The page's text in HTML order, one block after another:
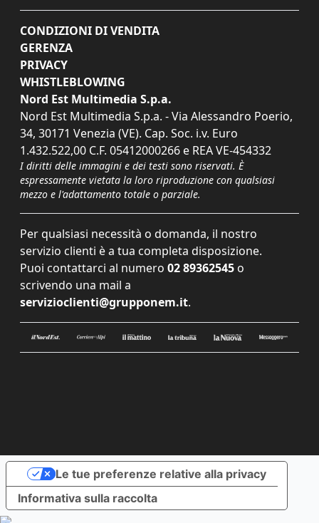
CONDIZIONI DI VENDITA
GERENZA
PRIVACY
WHISTLEBLOWING
Nord Est Multimedia S.p.a.
Nord Est Multimedia S.p.a. - Via Alessandro Poerio,
34, 30171 Venezia (VE). Cap. Soc. i.v. Euro
1.432.522,00 C.F. 05412000266 e REA VE-454332
I diritti delle immagini e dei testi sono riservati. È
espressamente vietata la loro riproduzione con qualsiasi
mezzo e l'adattamento totale o parziale.
Per qualsiasi necessità o domanda, il nostro
servizio clienti è a tua completa disposizione.
Puoi contattarci al numero 02 89362545 o
scrivendo una mail a
servizioclienti@grupponem.it.
Informativa sulla raccolta
Le tue preferenze relative alla privacy